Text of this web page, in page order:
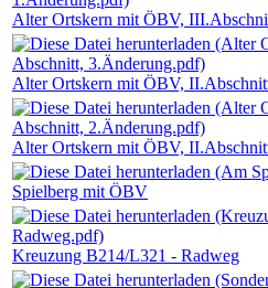
Alter Ortskern mit ÖBV,
Alter Ortskern mit ÖBV,
Alter Ortskern mit ÖBV,
Spielberg mit ÖBV
Kreuzung B214/L321 - Radweg